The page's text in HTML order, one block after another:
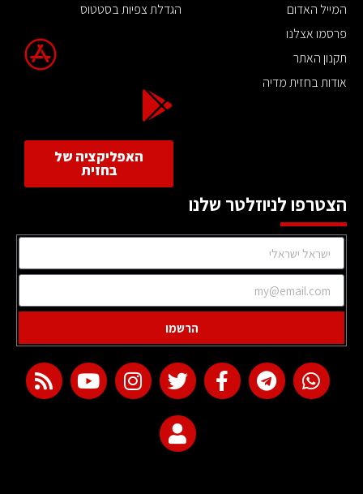
המייל האדום
פרסמו אצלנו
תקנון האתר
אודות בחזית מדיה
הגדלת צפיות בסטטוס
האפליקציה של
בחזית
הצטרפו לניוזלטר שלנו
הרשמו